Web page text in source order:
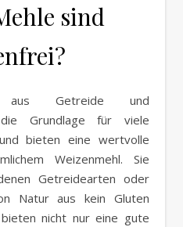
sind
aus Getreide und
Grundlage für viele
bieten eine wertvolle
Weizenmehl. Sie
Getreidearten oder
Natur aus kein Gluten
nicht nur eine gute